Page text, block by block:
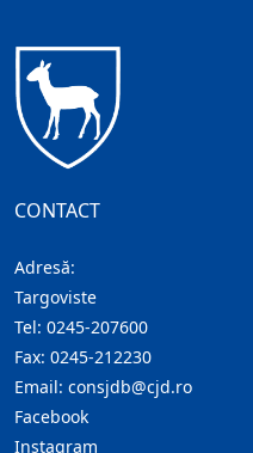
CONTACT
Adresă:
Targoviste
Tel: 0245-207600
Fax: 0245-212230
Email: consjdb@cjd.ro
Facebook
Instagram